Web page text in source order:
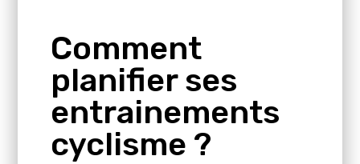
Comment
planifier ses
entrainements
cyclisme ?